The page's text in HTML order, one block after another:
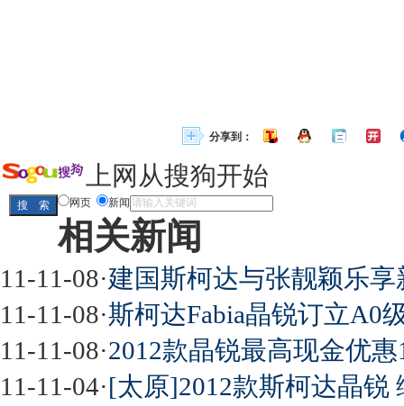
分享到：
上网从搜狗开始
网页 新闻
相关新闻
11-11-08·建国斯柯达与张靓颖乐享
11-11-08·斯柯达Fabia晶锐订立A0
11-11-08·2012款晶锐最高现金优
11-11-04·[太原]2012款斯柯达晶锐